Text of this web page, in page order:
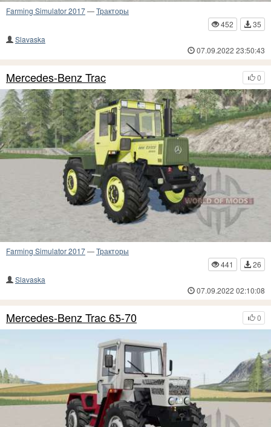
Farming Simulator 2017—Тракторы
452
35
Slavaska
07.09.2022 23:50:43
0
Mercedes-Benz Trac
Farming Simulator 2017—Тракторы
441
26
Slavaska
07.09.2022 02:10:08
0
Mercedes-Benz Trac 6Ƽ-70